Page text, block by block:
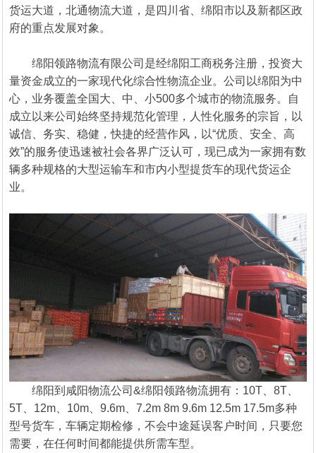
货运大道，北通物流大道，是四川省、绵阳市以及新都区政
府的重点发展对象。
绵阳领路物流有限公司是经绵阳工商税务注册，投资大
量资金成立的一家现代化综合性物流企业。公司以绵阳为中
心，业务覆盖全国大、中、小500多个城市的物流服务。自
成立以来公司始终坚持规范化管理，人性化服务的宗旨，以
诚信、务实、稳健，快捷的经营作风，以“优质、安全、高
效”的服务使迅速被社会各界广泛认可，现已成为一家拥有数
辆多种规格的大型运输车和市内小型提货车的现代货运企
业。
绵阳到咸阳物流公司&绵阳领路物流拥有：10T、8T、
5T、12m、10m、9.6m、7.2m 8m 9.6m 12.5m 17.5m多种
型号货车，车辆定期检修，不会中途延误客户时间，只要您
需要，在任何时间都能提供所需车型。